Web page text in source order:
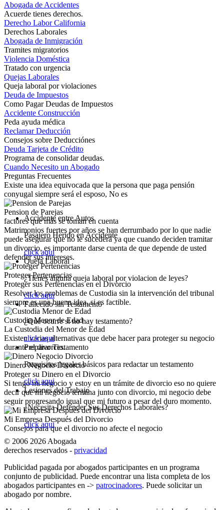
Abogada de Accidentes
Acuerde tienes derechos.
Derecho Labor California
Derechos Laborales
Abogada de Inmigración
Tramites migratorios
Violencia Doméstica
Tratado con urgencia
Quejas Laborales
Queja laboral por violaciones
Deuda de Impuestos
Como Pagar Deudas de Impuestos
Accidente Construcción
Peda ayuda médica
Reclamar Deducción
Consejos sobre Deducciónes
Deuda Tarjeta de Crédito
Programa de consolidar deudas.
Cuando Necesito un Abogado
Preguntas Frecuentes
Existe una idea equivocada que la persona que paga pensión
conyugal siempre será el esposo, No es
Pension de Parejas
factores que más se toman en cuenta
Matrimonios fuertes por años se han derrumbado por lo que nadie
puede asegurar que no le sucederá ya que cuando deciden tramitar
un divorcio, es importante darse cuenta de que depende de usted
defender sus intereses.
Proteger Pertenencias
Proteger sus Pertenencias en el Divorcio
Resolver los problemas de Custodia sin la intervención del tribunal
siempre es una buena idea, si es factible.
Custodia Menor de Edad
La Custodia del Menor de Edad
Existen varias alternativas que debe hacer para proteger su negocio
durante el divorcio.
Dinero Negocio Divorcio
Proteger su Dinero en el Divorcio
Si tengo mi negocio y estoy en un trámite de divorcio eso no quiere
decir que mi negocio termina junto con divorcio, mi negocio debe
seguir progresando igual que mi futuro a pesar del duro momento.
Mi Empresa Después del Divorcio
Consejos para que el divorcio no afecte el negocio
Accidente entre Autos
Pasajero Herido en Accidente
click aqui
Queja Laboral
¿Tienes alguna queja laboral por violacion de leyes?
click aqui
Fallecido sin Testamento
¿Qué ocurre si no hay testamento?
click aqui
Preparar Testamento
Requisitos legales básicos para redactar un testamento
click aqui
Lesiones del Trabajo
¿Necesita Defender Sus Derechos Laborales?
click aqui
© 2006 2026 Abogada
derechos reservados - privacidad
Publicidad pagada por abogados participantes en un programa
conjunto de publicidad. Puede encontrar una lista completa de los
abogados participantes en -> patrocinadores. Puede solicitar un
abogado por nombre.